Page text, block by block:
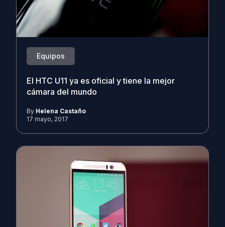
Equipos
El HTC U11 ya es oficial y tiene la mejor
cámara del mundo
By Helena Castaño
17 mayo, 2017